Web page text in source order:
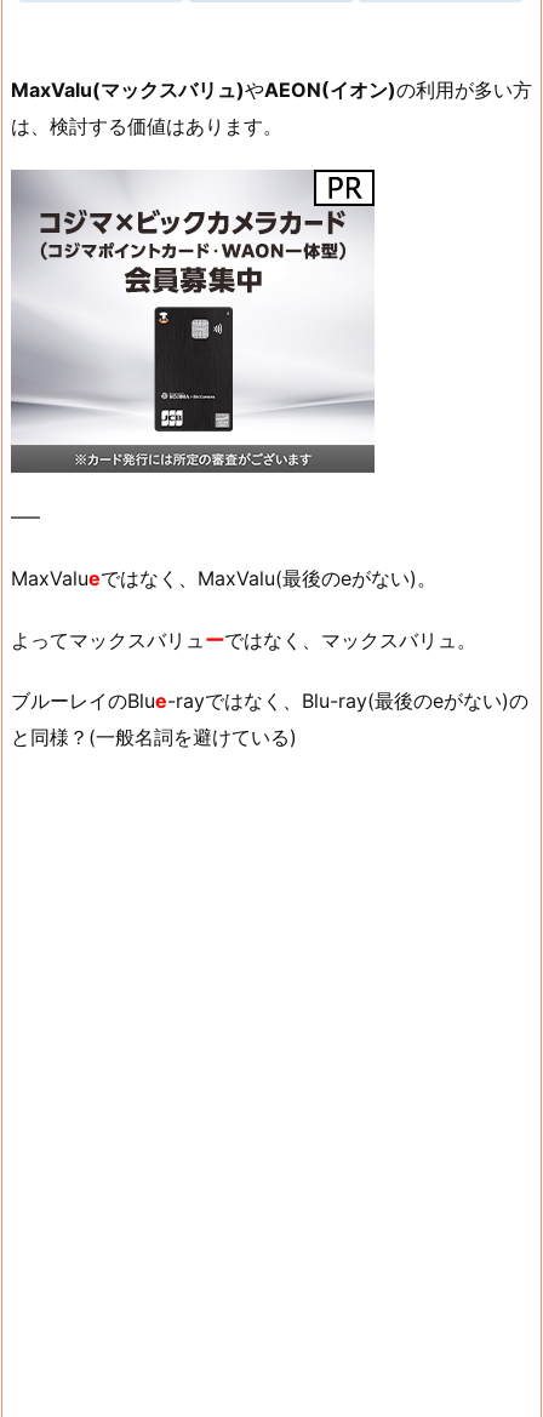
MaxValu(マックスバリュ)やAEON(イオン)の利用が多い方
は、検討する価値はあります。
—–
MaxValueではなく、MaxValu(最後のeがない)。
よってマックスバリュ ーではなく、マックスバリュ。
ブルーレイのBlue-rayではなく、Blu-ray(最後のeがない)の
と同様？(一般名詞を避けている)